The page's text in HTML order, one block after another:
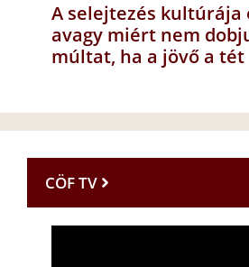
A selejtezés kultúrája
avagy miért nem
múltat, ha a jövő a tét
CÖF TV